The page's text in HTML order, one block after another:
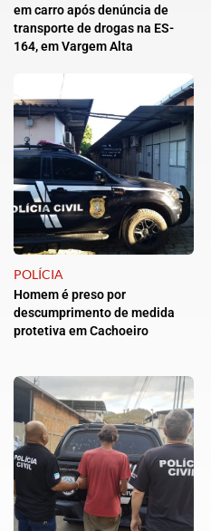
em carro após denúncia de
transporte de drogas na ES-
164, em Vargem Alta
POLÍCIA
Homem é preso por
descumprimento de medida
protetiva em Cachoeiro